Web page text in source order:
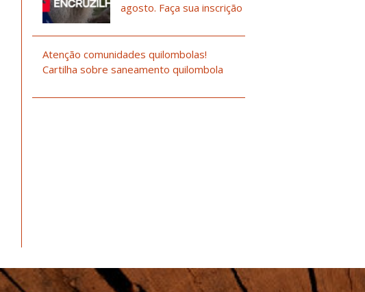
agosto. Faça sua inscrição
Atenção comunidades quilombolas!
Cartilha sobre saneamento quilombola